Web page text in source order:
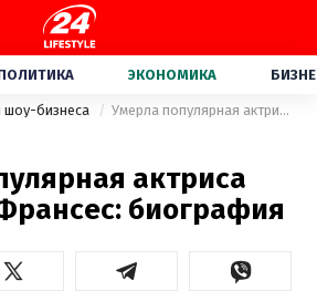
ЭКОНОМИКА
шоу-бизнеса Умерла популярная актриса Корнелия Франсес: биография
актриса
биография